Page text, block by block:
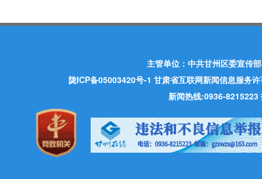
主管单位：中共甘州区委宣传
陇ICP备05003420号-1 甘肃省互联网新闻信息服务
新闻热线:0936-8215223